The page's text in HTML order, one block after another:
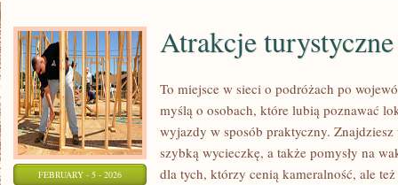
FEBRUARY - 5 - 2026
Atrakcje turystyczne
To miejsce w sieci o podróżach po
myślą o osobach, które lubią poznawać
wyjazdy w sposób praktyczny.
szybką wycieczkę, a także pomysły na
dla tych, którzy cenią kameralność, ale